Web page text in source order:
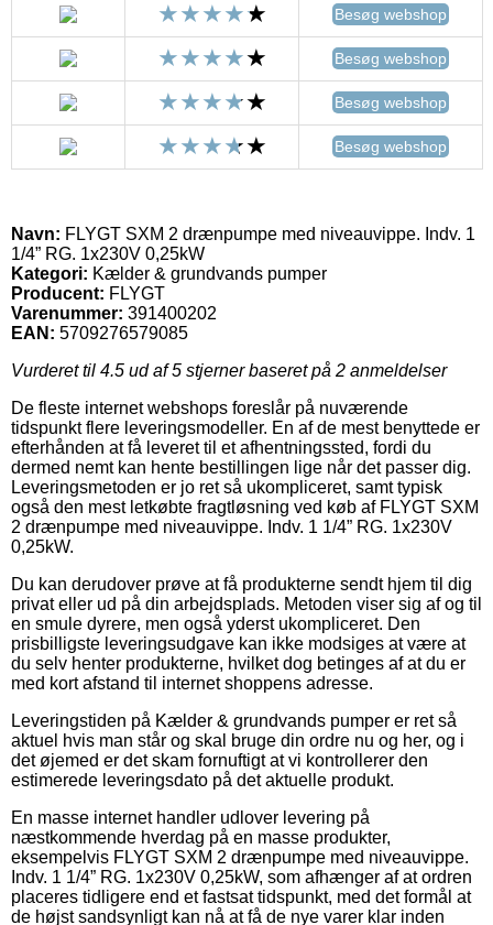
Besøg webshop
Besøg webshop
Besøg webshop
Besøg webshop
Navn: FLYGT SXM 2 drænpumpe med niveauvippe. Indv. 1
1/4” RG. 1x230V 0,25kW
Kategori: Kælder & grundvands pumper
Producent: FLYGT
Varenummer: 391400202
EAN: 5709276579085
Vurderet til 4.5 ud af 5 stjerner baseret på 2 anmeldelser
De fleste internet webshops foreslår på nuværende
tidspunkt flere leveringsmodeller. En af de mest benyttede er
efterhånden at få leveret til et afhentningssted, fordi du
dermed nemt kan hente bestillingen lige når det passer dig.
Leveringsmetoden er jo ret så ukompliceret, samt typisk
også den mest letkøbte fragtløsning ved køb af FLYGT SXM
2 drænpumpe med niveauvippe. Indv. 1 1/4” RG. 1x230V
0,25kW.
Du kan derudover prøve at få produkterne sendt hjem til dig
privat eller ud på din arbejdsplads. Metoden viser sig af og til
en smule dyrere, men også yderst ukompliceret. Den
prisbilligste leveringsudgave kan ikke modsiges at være at
du selv henter produkterne, hvilket dog betinges af at du er
med kort afstand til internet shoppens adresse.
Leveringstiden på Kælder & grundvands pumper er ret så
aktuel hvis man står og skal bruge din ordre nu og her, og i
det øjemed er det skam fornuftigt at vi kontrollerer den
estimerede leveringsdato på det aktuelle produkt.
En masse internet handler udlover levering på
næstkommende hverdag på en masse produkter,
eksempelvis FLYGT SXM 2 drænpumpe med niveauvippe.
Indv. 1 1/4” RG. 1x230V 0,25kW, som afhænger af at ordren
placeres tidligere end et fastsat tidspunkt, med det formål at
de højst sandsynligt kan nå at få de nye varer klar inden